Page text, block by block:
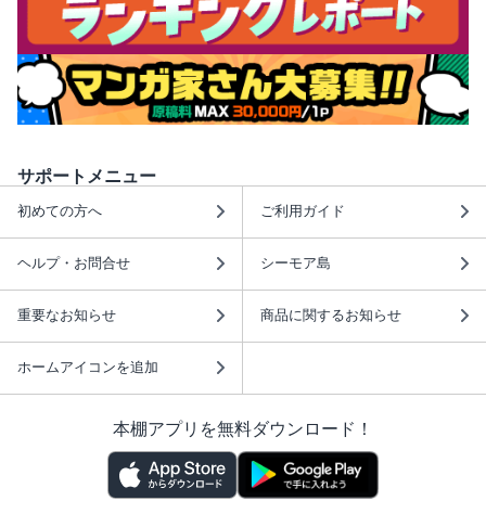
サポートメニュー
初めての方へ ご利用ガイド
ヘルプ・お問合せ シーモア島
重要なお知らせ 商品に関するお知らせ
ホームアイコンを追加
本棚アプリを無料ダウンロード！